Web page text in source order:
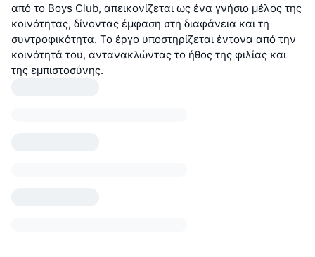
από το Boys Club, απεικονίζεται ως ένα γνήσιο μέλος της
κοινότητας, δίνοντας έμφαση στη διαφάνεια και τη
συντροφικότητα. Το έργο υποστηρίζεται έντονα από την
κοινότητά του, αντανακλώντας το ήθος της φιλίας και
της εμπιστοσύνης.